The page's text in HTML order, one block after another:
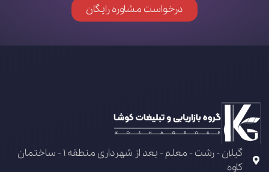
درخواست مشاوره رایگان
گیلان - رشت - معلم - بعد از شهرداری منطقه 1 - ساختمان
کاوه